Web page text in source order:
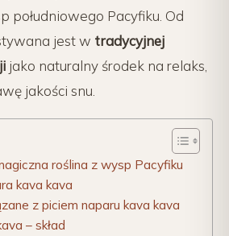
południowego Pacyfiku. Od
jest w tradycyjnej
jako naturalny środek na relaks,
jakości snu.
roślina z wysp Pacyfiku
kava kava
z piciem naparu kava kava
– skład